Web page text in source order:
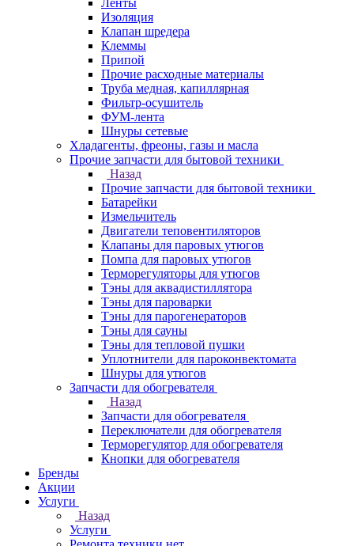
Ленты
Изоляция
Клапан шредера
Клеммы
Припой
Прочие расходные материалы
Труба медная, капиллярная
Фильтр-осушитель
ФУМ-лента
Шнуры сетевые
Хладагенты, фреоны, газы и масла
Прочие запчасти для бытовой техники
Назад
Прочие запчасти для бытовой техники
Батарейки
Измельчитель
Двигатели теповентиляторов
Клапаны для паровых утюгов
Помпа для паровых утюгов
Терморегуляторы для утюгов
Тэны для аквадистиллятора
Тэны для пароварки
Тэны для парогенераторов
Тэны для сауны
Тэны для тепловой пушки
Уплотнители для пароконвектомата
Шнуры для утюгов
Запчасти для обогревателя
Назад
Запчасти для обогревателя
Переключатели для обогревателя
Терморегулятор для обогревателя
Кнопки для обогревателя
Бренды
Акции
Услуги
Назад
Услуги